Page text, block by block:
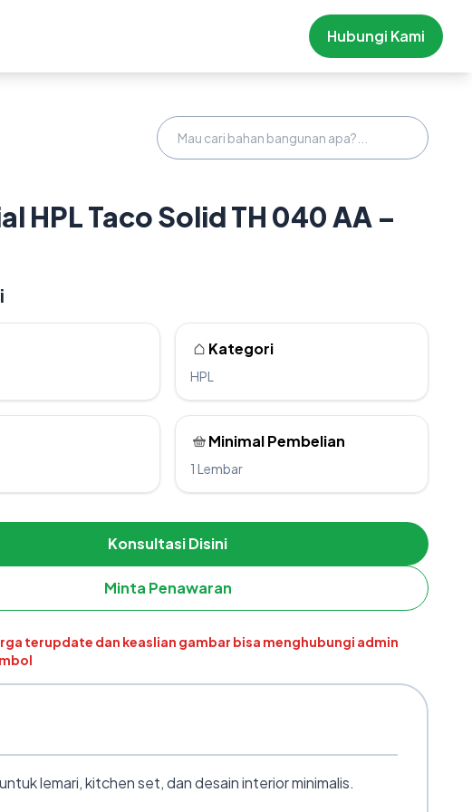
Hubungi Kami
HPL Taco Solid TH 040 AA –
Kategori
HPL
Minimal Pembelian
1 Lembar
Konsultasi Disini
Minta Penawaran
terupdate dan keaslian gambar bisa menghubungi admin
lemari, kitchen set, dan desain interior minimalis.